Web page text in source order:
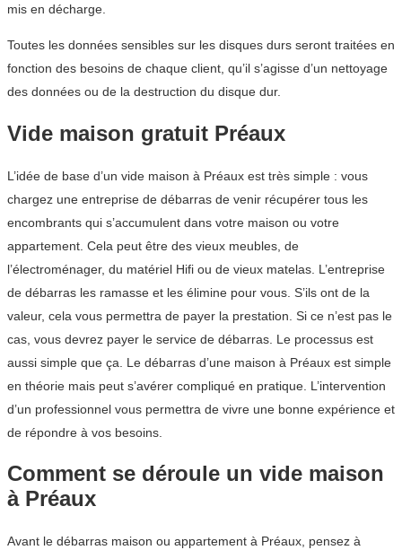
mis en décharge.
Toutes les données sensibles sur les disques durs seront traitées en
fonction des besoins de chaque client, qu’il s’agisse d’un nettoyage
des données ou de la destruction du disque dur.
Vide maison gratuit Préaux
L’idée de base d’un vide maison à Préaux est très simple : vous
chargez une entreprise de débarras de venir récupérer tous les
encombrants qui s’accumulent dans votre maison ou votre
appartement. Cela peut être des vieux meubles, de
l’électroménager, du matériel Hifi ou de vieux matelas. L’entreprise
de débarras les ramasse et les élimine pour vous. S’ils ont de la
valeur, cela vous permettra de payer la prestation. Si ce n’est pas le
cas, vous devrez payer le service de débarras. Le processus est
aussi simple que ça. Le débarras d’une maison à Préaux est simple
en théorie mais peut s’avérer compliqué en pratique. L’intervention
d’un professionnel vous permettra de vivre une bonne expérience et
de répondre à vos besoins.
Comment se déroule un vide maison
à Préaux
Avant le débarras maison ou appartement à Préaux, pensez à